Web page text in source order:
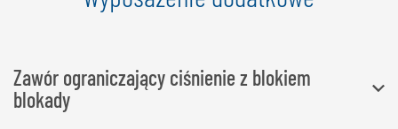
Zawór ograniczający ciśnienie z blokiem
blokady